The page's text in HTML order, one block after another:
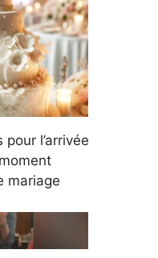
l’arrivée
mariage